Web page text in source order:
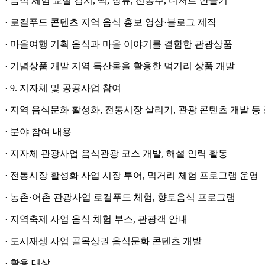
· 로컬푸드 콘텐츠 지역 음식 홍보 영상·블로그 제작
· 마을여행 기획 음식과 마을 이야기를 결합한 관광상품
· 기념상품 개발 지역 특산물을 활용한 먹거리 상품 개발
· 9. 지자체 및 공공사업 참여
· 지역 음식문화 활성화, 전통시장 살리기, 관광 콘텐츠 개발
· 분야 참여 내용
· 지자체 관광사업 음식관광 코스 개발, 해설 인력 활동
· 전통시장 활성화 사업 시장 투어, 먹거리 체험 프로그램 운영
· 농촌·어촌 관광사업 로컬푸드 체험, 향토음식 프로그램
· 지역축제 사업 음식 체험 부스, 관광객 안내
· 도시재생 사업 골목상권 음식문화 콘텐츠 개발
· 활용 대상